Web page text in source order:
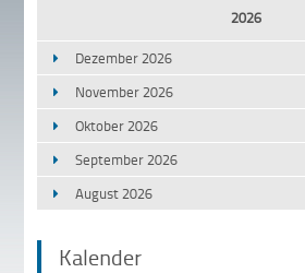
2026
Dezember 2026
November 2026
Oktober 2026
September 2026
August 2026
Kalender